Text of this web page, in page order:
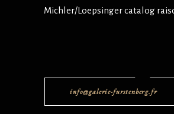
Michler/Loepsinger catalog
info@galerie-furstenberg.fr